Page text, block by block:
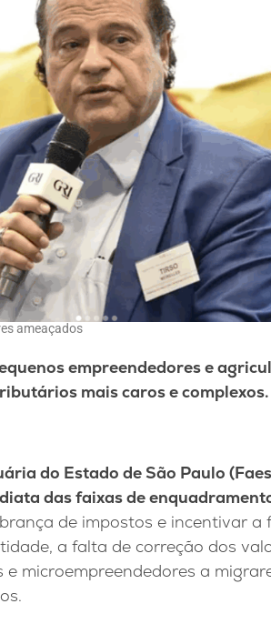
ameaçados
empreendedores e
mais caros e complexos.
do Estado de São Paulo
das faixas de
de impostos e incentivar a
a falta de correção dos
microempreendedores a